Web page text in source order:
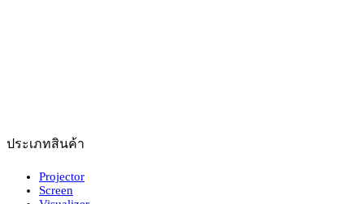
ประเภทสินค้า
Projector
Screen